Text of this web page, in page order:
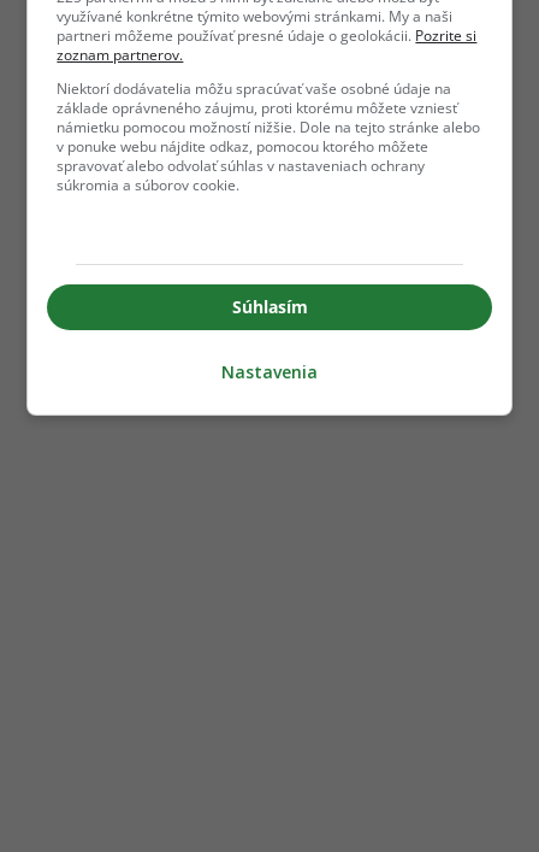
využívané konkrétne týmito webovými stránkami. My a naši
partneri môžeme používať presné údaje o geolokácii. Pozrite si
zoznam partnerov.
Niektorí dodávatelia môžu spracúvať vaše osobné údaje na
základe oprávneného záujmu, proti ktorému môžete vzniesť
námietku pomocou možností nižšie. Dole na tejto stránke alebo
v ponuke webu nájdite odkaz, pomocou ktorého môžete
spravovať alebo odvolať súhlas v nastaveniach ochrany
súkromia a súborov cookie.
Súhlasím
Nastavenia